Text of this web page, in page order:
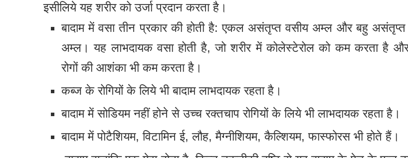
इसीलिये यह शरीर को उर्जा प्रदान करता है।
बादाम में वसा तीन प्रकार की होती है: एकल असंतृप्त वसीय अम्ल और बहु असंतृप्त
अम्ल। यह लाभदायक वसा होती है, जो शरीर में कोलेस्टेरोल को कम करता है
रोगों की आशंका भी कम करता है।
कब्ज के रोगियों के लिये भी बादाम लाभदायक रहता है।
बादाम में सोडियम नहीं होने से उच्च रक्तचाप रोगियों के लिये भी लाभदायक रहता है।
बादाम में पोटैशियम, विटामिन ई, लौह, मैग्नीशियम, कैल्शियम, फास्फोरस भी होते हैं।